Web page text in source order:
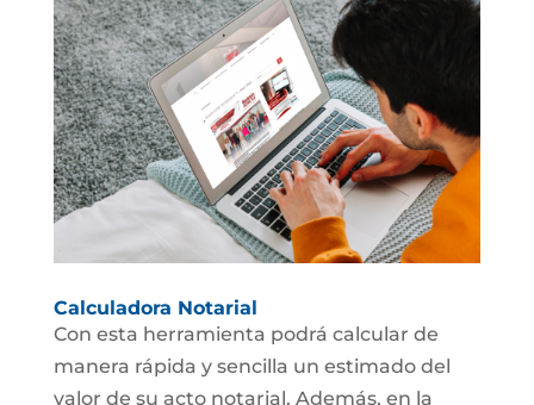
Calculadora Notarial
Con esta herramienta podrá calcular de
manera rápida y sencilla un estimado del
valor de su acto notarial. Además, en la